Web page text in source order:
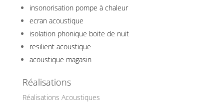
insonorisation pompe à chaleur
ecran acoustique
isolation phonique boite de nuit
resilient acoustique
acoustique magasin
Réalisations
Réalisations Acoustiques